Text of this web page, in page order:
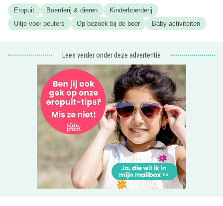
Eropuit Boerderij & dieren
Kinderboerderij
Uitje voor peuters
Op bezoek bij de boer Baby activiteiten
Lees verder onder deze advertentie